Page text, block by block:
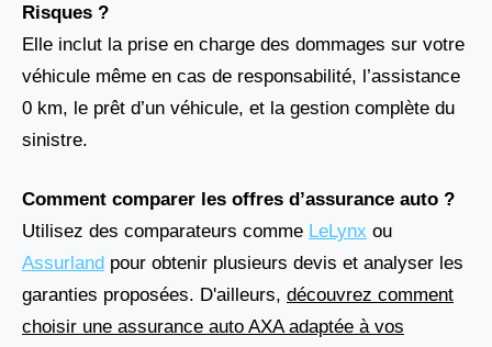
Risques ?
Elle inclut la prise en charge des dommages sur votre
véhicule même en cas de responsabilité, l’assistance
0 km, le prêt d’un véhicule, et la gestion complète du
sinistre.
Comment comparer les offres d’assurance auto ?
Utilisez des comparateurs comme LeLynx ou
Assurland pour obtenir plusieurs devis et analyser les
garanties proposées. D'ailleurs, découvrez comment
choisir une assurance auto AXA adaptée à vos